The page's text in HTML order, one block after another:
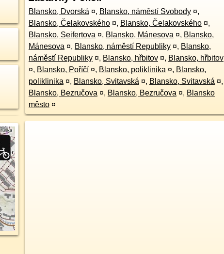
Blansko, Dvorská ¤, Blansko, náměstí Svobody ¤,
Blansko, Čelakovského ¤, Blansko, Čelakovského ¤,
Blansko, Seifertova ¤, Blansko, Mánesova ¤, Blansko,
Mánesova ¤, Blansko, náměstí Republiky ¤, Blansko,
náměstí Republiky ¤, Blansko, hřbitov ¤, Blansko, hřbitov
¤, Blansko, Poříčí ¤, Blansko, poliklinika ¤, Blansko,
poliklinika ¤, Blansko, Svitavská ¤, Blansko, Svitavská ¤,
Blansko, Bezručova ¤, Blansko, Bezručova ¤, Blansko
město ¤